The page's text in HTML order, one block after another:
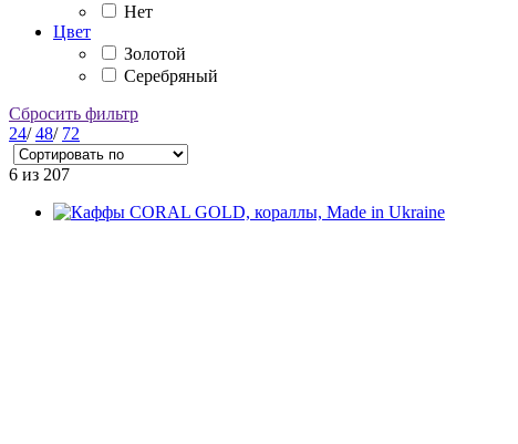
Нет
Цвет
Золотой
Серебряный
Сбросить фильтр
24/48/ 72
6 из 207